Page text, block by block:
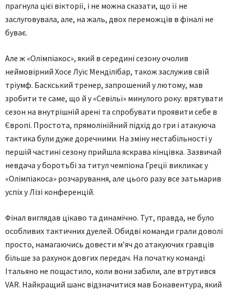
прагнула цієї вікторії, і не можна сказати, що її не
заслуговувала, але, на жаль, двох переможців в фіналі не
буває.
Але ж «Олімпіакос», який в середині сезону очолив
неймовірний Хосе Луїс Менділібар, також заслужив свій
тріумф. Баскський тренер, запрошений у лютому, мав
зробити те саме, що й у «Севільї» минулого року: врятувати
сезон на внутрішній арені та спробувати проявити себе в
Європі. Простота, прямолінійний підхід до гри і атакуюча
тактика були дуже доречними. На зміну нестабільності у
першій частині сезону прийшла яскрава кінцівка. Зазвичай
невдача у боротьбі за титул чемпіона Греції викликає у
«Олімпіакоса» розчарування, але цього разу все затьмарив
успіх у Лізі конференцій.
Фінал виглядав цікаво та динамічно. Тут, правда, не було
особливих тактичних дуелей. Обидві команди грали доволі
просто, намагаючись довести м’яч до атакуючих гравців
більше за рахунок довгих передач. На початку команді
Італьяно не пощастило, коли вони забили, але втрутився
VAR. Найкращий шанс відзначитися мав Бонавентура, який